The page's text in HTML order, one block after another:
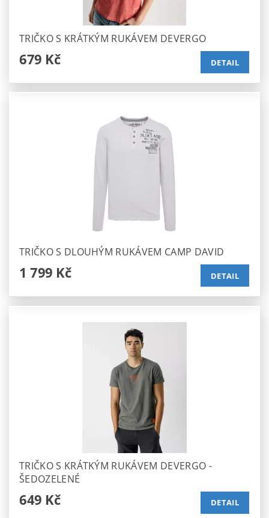
TRIČKO S KRÁTKÝM RUKÁVEM DEVERGO
679 Kč DETAIL
TRIČKO S DLOUHÝM RUKÁVEM CAMP DAVID
1 799 Kč DETAIL
TRIČKO S KRÁTKÝM RUKÁVEM DEVERGO -
ŠEDOZELENÉ
649 Kč DETAIL